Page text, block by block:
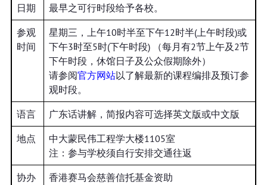
日期
最早之可行时段给予各校。
参观
时间
星期三，上午10时半至下午12时半(上午时段)或
下午3时至5时(下午时段) （每月有2节上午及2节
下午时段，休馆日子及公众假期除外）
请参阅官方网站以了解最新的课程编排及预订参
观时段。
语言 广东话讲解，简报内容可选择英文版或中文版
地点
中大蒙民伟工程学大楼1105室
注：参与学校须自行安排交通往返
协办
香港赛马会慈善信托基金资助